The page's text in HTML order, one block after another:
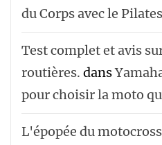
du Corps avec le
Test complet et avis
routières. dans
pour choisir la moto
L'épopée du